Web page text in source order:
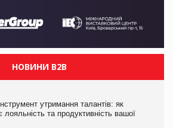
НОВИНИ B2B
утримання талантів: як
та продуктивність вашої